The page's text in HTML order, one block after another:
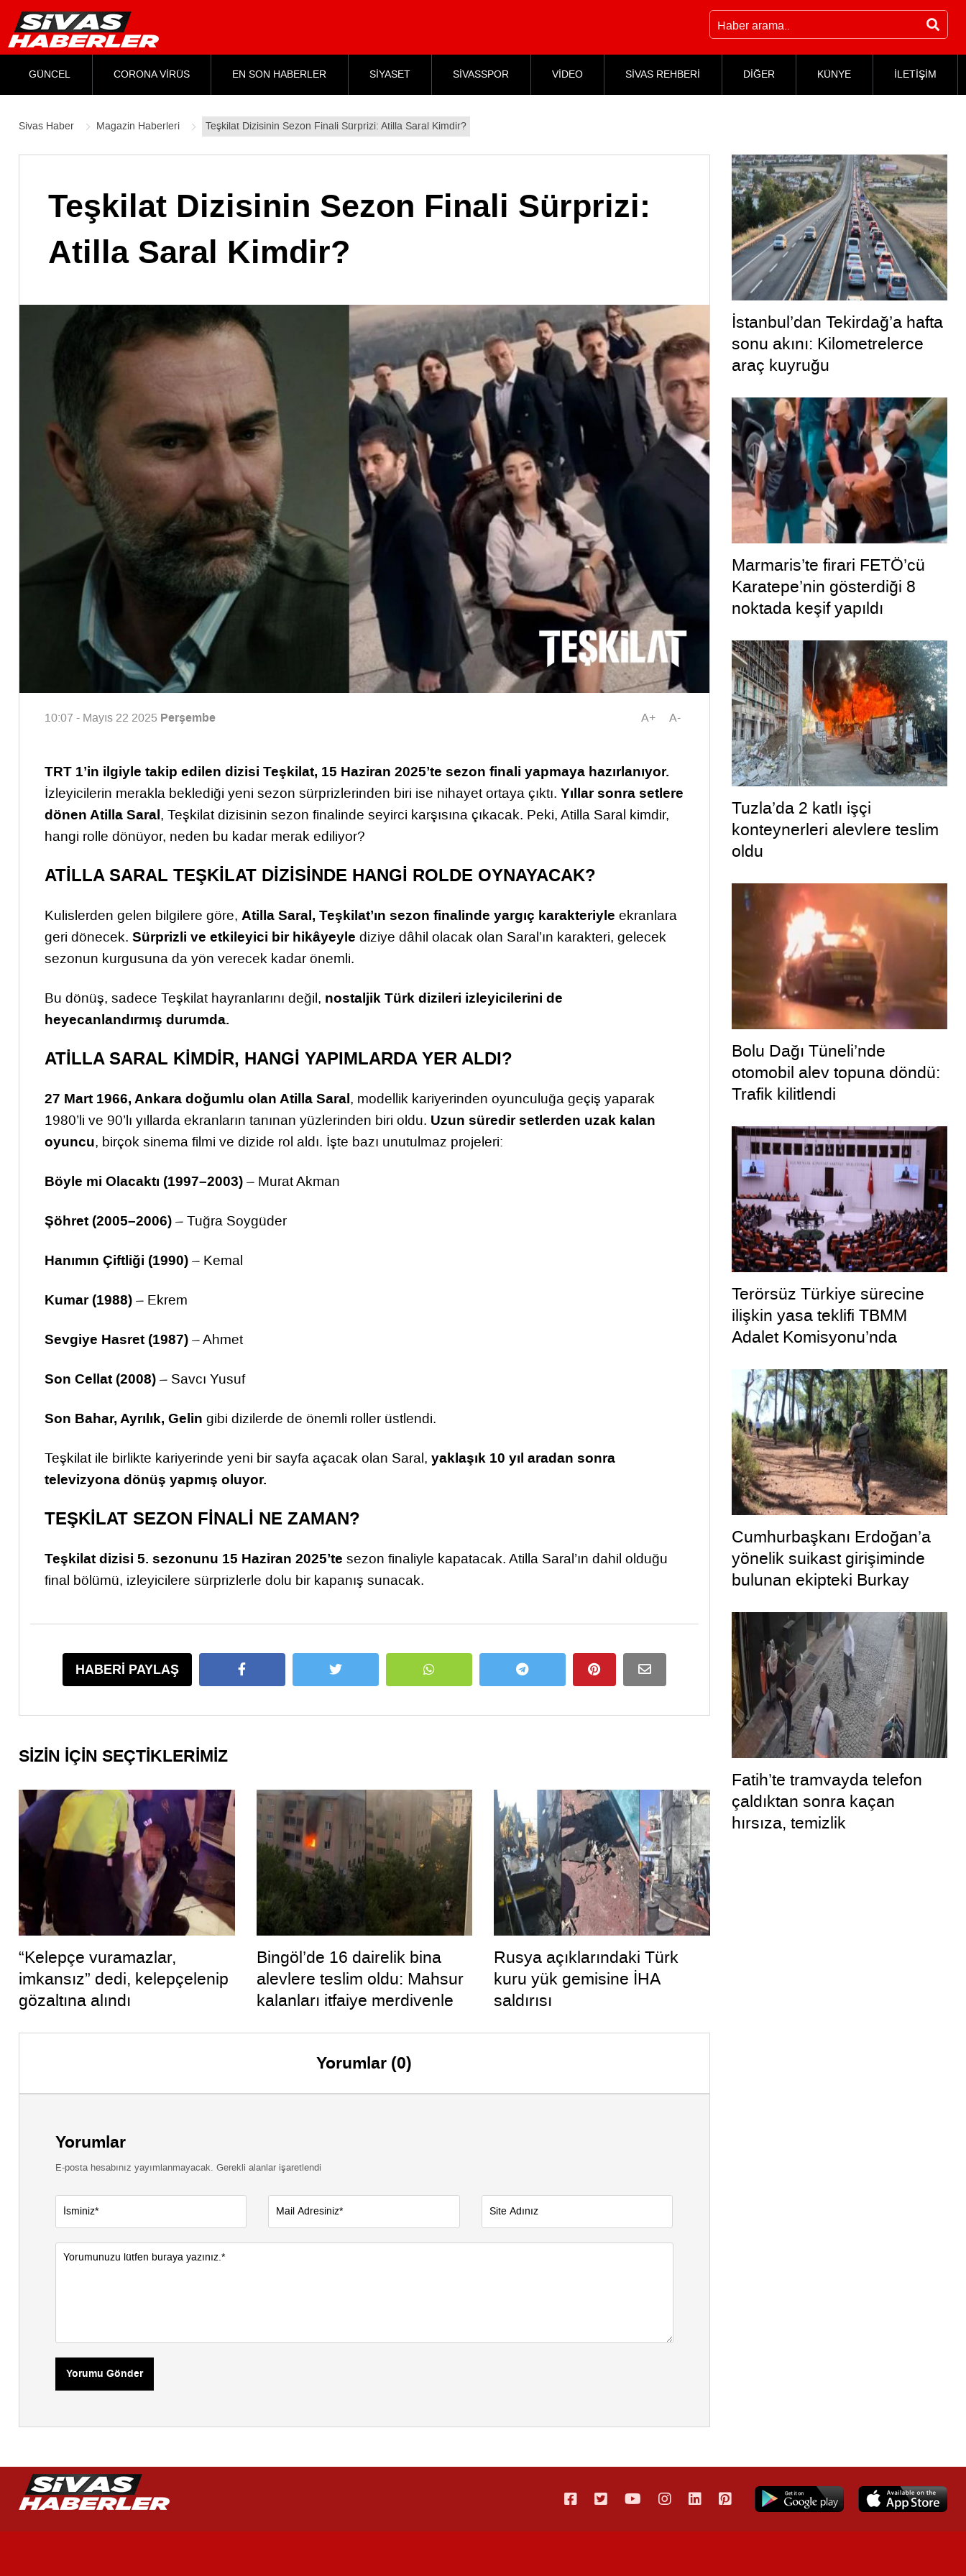
GÜNCEL CORONA VİRÜS EN SON HABERLER SİYASET SİVASSPOR VİDEO SİVAS REHBERİ DİĞER KÜNYE İLETİŞİM
Sivas Haber Magazin Haberleri Teşkilat Dizisinin Sezon Finali Sürprizi: Atilla Saral Kimdir?
Teşkilat Dizisinin Sezon Finali Sürprizi:
Atilla Saral Kimdir?
10:07 - Mayıs 22 2025 Perşembe A+ A-
TRT 1’in ilgiyle takip edilen dizisi Teşkilat, 15 Haziran 2025’te sezon finali yapmaya hazırlanıyor.
İzleyicilerin merakla beklediği yeni sezon sürprizlerinden biri ise nihayet ortaya çıktı. Yıllar sonra setlere
dönen Atilla Saral, Teşkilat dizisinin sezon finalinde seyirci karşısına çıkacak. Peki, Atilla Saral kimdir,
hangi rolle dönüyor, neden bu kadar merak ediliyor?
ATİLLA SARAL TEŞKİLAT DİZİSİNDE HANGİ ROLDE OYNAYACAK?
Kulislerden gelen bilgilere göre, Atilla Saral, Teşkilat’ın sezon finalinde yargıç karakteriyle ekranlara
geri dönecek. Sürprizli ve etkileyici bir hikâyeyle diziye dâhil olacak olan Saral’ın karakteri, gelecek
sezonun kurgusuna da yön verecek kadar önemli.
Bu dönüş, sadece Teşkilat hayranlarını değil, nostaljik Türk dizileri izleyicilerini de
heyecanlandırmış durumda.
ATİLLA SARAL KİMDİR, HANGİ YAPIMLARDA YER ALDI?
27 Mart 1966, Ankara doğumlu olan Atilla Saral, modellik kariyerinden oyunculuğa geçiş yaparak
1980’li ve 90’lı yıllarda ekranların tanınan yüzlerinden biri oldu. Uzun süredir setlerden uzak kalan
oyuncu, birçok sinema filmi ve dizide rol aldı. İşte bazı unutulmaz projeleri:
Böyle mi Olacaktı (1997–2003) – Murat Akman
Şöhret (2005–2006) – Tuğra Soygüder
Hanımın Çiftliği (1990) – Kemal
Kumar (1988) – Ekrem
Sevgiye Hasret (1987) – Ahmet
Son Cellat (2008) – Savcı Yusuf
Son Bahar, Ayrılık, Gelin gibi dizilerde de önemli roller üstlendi.
Teşkilat ile birlikte kariyerinde yeni bir sayfa açacak olan Saral, yaklaşık 10 yıl aradan sonra
televizyona dönüş yapmış oluyor.
TEŞKİLAT SEZON FİNALİ NE ZAMAN?
Teşkilat dizisi 5. sezonunu 15 Haziran 2025’te sezon finaliyle kapatacak. Atilla Saral’ın dahil olduğu
final bölümü, izleyicilere sürprizlerle dolu bir kapanış sunacak.
HABERİ PAYLAŞ
SİZİN İÇİN SEÇTİKLERİMİZ
“Kelepçe vuramazlar,
imkansız” dedi, kelepçelenip
gözaltına alındı
Bingöl’de 16 dairelik bina
alevlere teslim oldu: Mahsur
kalanları itfaiye merdivenle
Rusya açıklarındaki Türk
kuru yük gemisine İHA
saldırısı
Yorumlar (0)
Yorumlar
E-posta hesabınız yayımlanmayacak. Gerekli alanlar işaretlendi
Yorumu Gönder
İstanbul’dan Tekirdağ’a hafta
sonu akını: Kilometrelerce
araç kuyruğu
Marmaris’te firari FETÖ’cü
Karatepe’nin gösterdiği 8
noktada keşif yapıldı
Tuzla’da 2 katlı işçi
konteynerleri alevlere teslim
oldu
Bolu Dağı Tüneli’nde
otomobil alev topuna döndü:
Trafik kilitlendi
Terörsüz Türkiye sürecine
ilişkin yasa teklifi TBMM
Adalet Komisyonu’nda
Cumhurbaşkanı Erdoğan’a
yönelik suikast girişiminde
bulunan ekipteki Burkay
Fatih’te tramvayda telefon
çaldıktan sonra kaçan
hırsıza, temizlik